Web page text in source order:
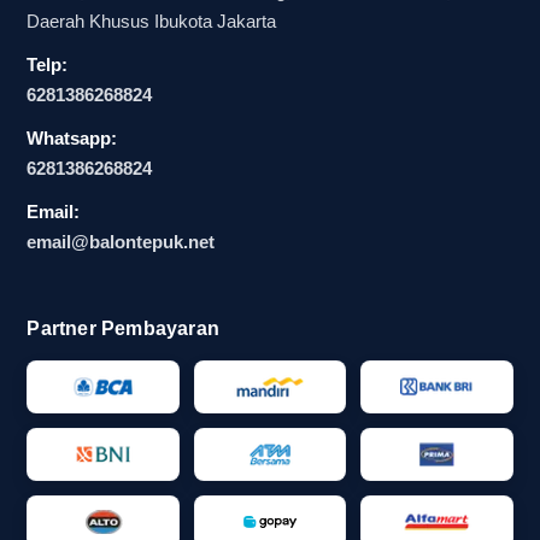
dukungan tim, misalnya, balon tepuk bola atau
menyesuaikan desain, warna, dan jumlah sesuai
kebutuhan. Karena itu, banyak penyelenggara
mulai menjadikan balontepuk.net sebagai rujukan
utama ketika ingin menghadirkan perlengkapan
Perbandingan fungsi balon tepuk
dengan pom-pom suporter,
megaphone supporter, bendera
tim, dan drum supporter
Daerah Khusus Ibukota Jakarta
Telp:
6281386268824
Whatsapp:
6281386268824
Email:
email@balontepuk.net
Partner Pembayaran